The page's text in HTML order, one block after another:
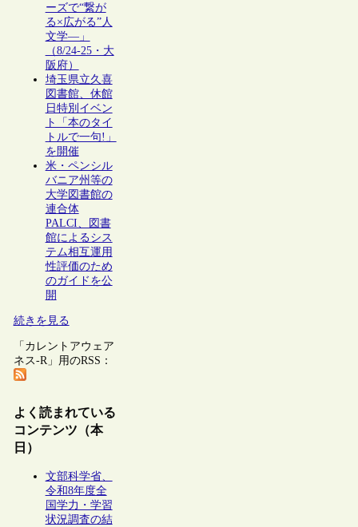
ーズで“繋が
る×広がる”人
文学―」
（8/24-25・大
阪府）
埼玉県立久喜
図書館、休館
日特別イベン
ト「本のタイ
トルで一句!」
を開催
米・ペンシル
バニア州等の
大学図書館の
連合体
PALCI、図書
館によるシス
テム相互運用
性評価のため
のガイドを公
開
続きを見る
「カレントアウェア
ネス-R」用のRSS：
よく読まれている
コンテンツ（本
日）
文部科学省、
令和8年度全
国学力・学習
状況調査の結